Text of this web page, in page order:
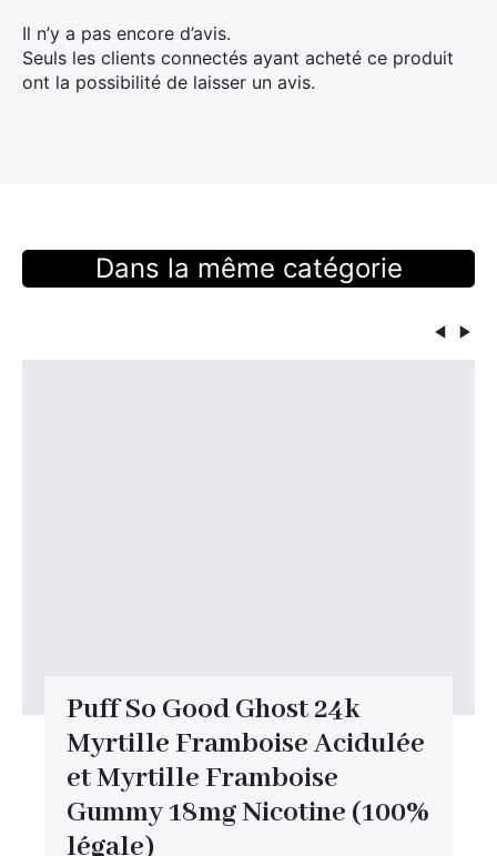
Il n’y a pas encore d’avis.
Seuls les clients connectés ayant acheté ce produit
ont la possibilité de laisser un avis.
Dans la même catégorie
Puff So Good Ghost 24k
Myrtille Framboise Acidulée
et Myrtille Framboise
Gummy 18mg Nicotine (100%
légale)